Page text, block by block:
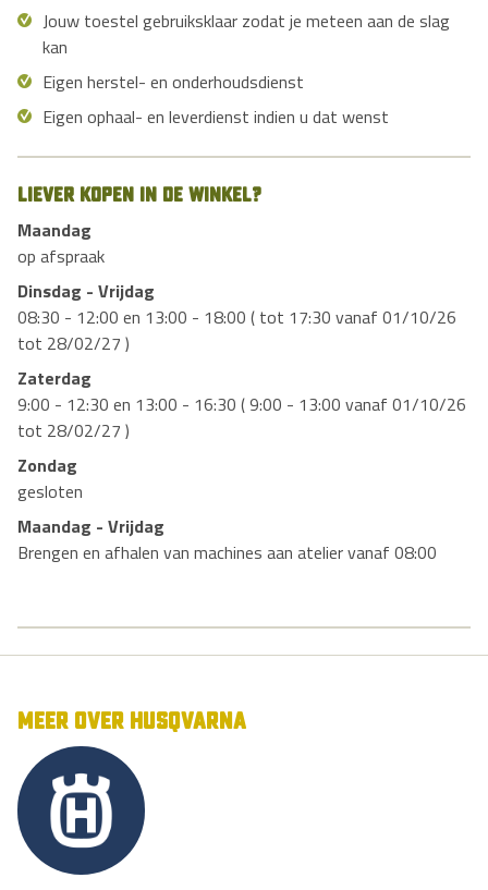
Jouw toestel gebruiksklaar zodat je meteen aan de slag
kan
Eigen herstel- en onderhoudsdienst
Eigen ophaal- en leverdienst indien u dat wenst
Liever kopen in de winkel?
Maandag
op afspraak
Dinsdag - Vrijdag
08:30 - 12:00 en 13:00 - 18:00 ( tot 17:30 vanaf 01/10/26
tot 28/02/27 )
Zaterdag
9:00 - 12:30 en 13:00 - 16:30 ( 9:00 - 13:00 vanaf 01/10/26
tot 28/02/27 )
Zondag
gesloten
Maandag - Vrijdag
Brengen en afhalen van machines aan atelier vanaf 08:00
MEER OVER HUSQVARNA